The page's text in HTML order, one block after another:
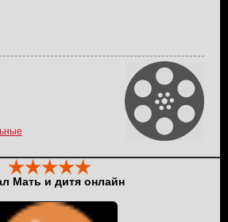
Мать и дитя онлайн